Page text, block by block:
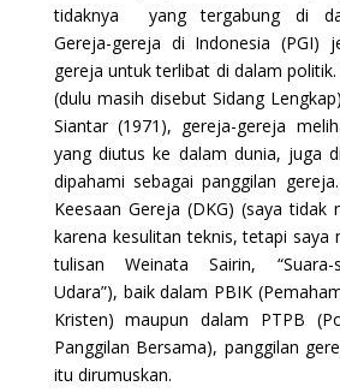
tidaknya yang tergabung di
Gereja-gereja di Indonesia (PGI)
gereja untuk terlibat di dalam politik.
(dulu masih disebut Sidang
Siantar (1971), gereja-gereja
yang diutus ke dalam dunia, juga
dipahami sebagai panggilan
Keesaan Gereja (DKG) (saya tidak
karena kesulitan teknis, tetapi saya
tulisan Weinata Sairin, “Suara-
Udara”), baik dalam PBIK
Kristen) maupun dalam PTPB
Panggilan Bersama), panggilan
itu dirumuskan.